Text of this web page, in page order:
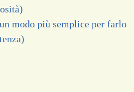
modo più semplice per farlo